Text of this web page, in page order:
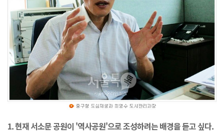
1. 현재 서소문 공원이 '역사공원'으로 조성하려는 배경을 듣고 싶다.